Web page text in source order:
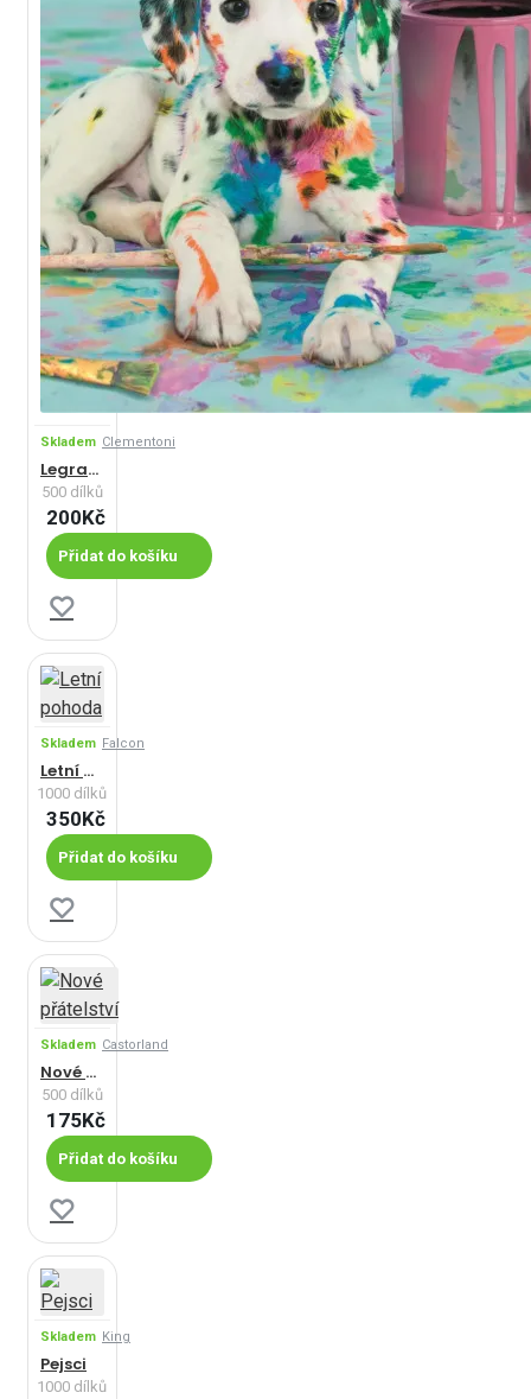
Skladem Clementoni
Legrační dalmatin
500 dílků
200Kč
Přidat do košíku
Skladem Falcon
Letní pohoda
1000 dílků
350Kč
Přidat do košíku
Skladem Castorland
Nové přátelství
500 dílků
175Kč
Přidat do košíku
Skladem King
Pejsci
1000 dílků